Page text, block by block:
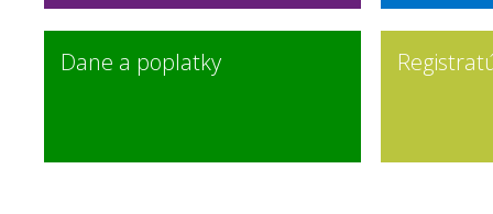
Dane a poplatky